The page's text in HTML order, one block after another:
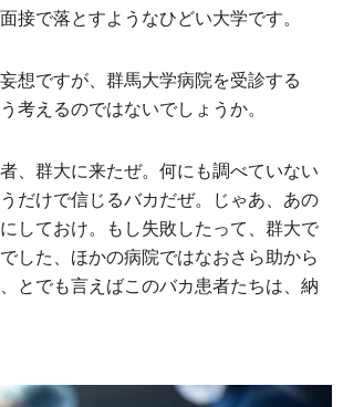
接で落とすようなひどい大学です。
想ですが、群馬大学病院を受診する
考えるのではないでしょうか。
者、群大に来たぜ。何にも調べていない
だけで信じるバカだぜ。じゃあ、あの
しておけ。もし失敗したって、群大で
した、ほかの病院ではなおさら助から
とでも言えばこのバカ患者たちは、納